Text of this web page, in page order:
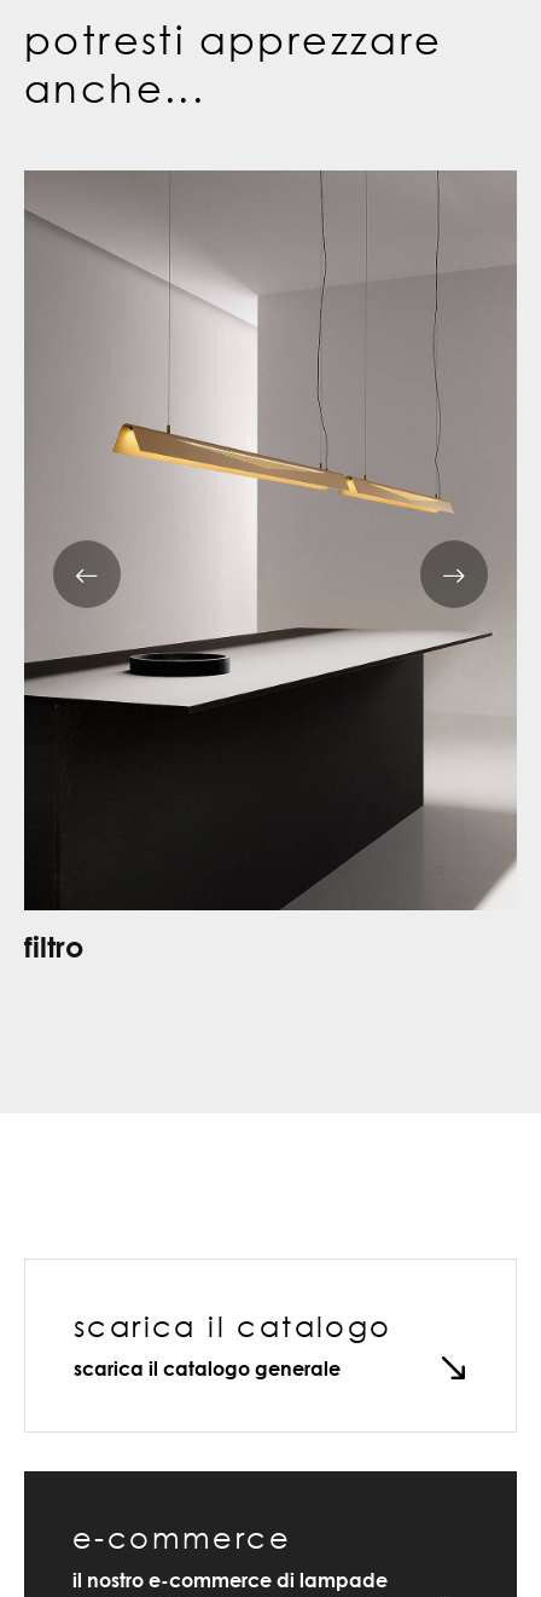
potresti apprezzare
anche...
filtro
scarica il catalogo
scarica il catalogo generale
e-commerce
il nostro e-commerce di lampade